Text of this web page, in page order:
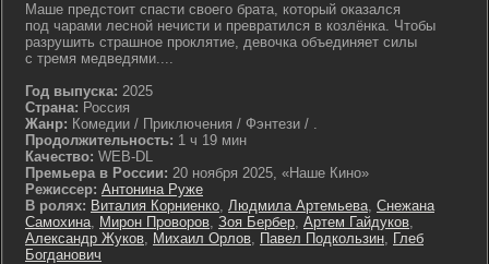
Маше предстоит спасти своего брата, который оказался
под чарами лесной нечисти и превратился в козлёнка. Чтобы
разрушить страшное проклятие, девочка объединяет силы
с тремя медведями....
Год выпуска: 2025
Страна: Россия
Жанр: Комедии / Приключения / Фэнтези / .
Продолжительность: 1 ч 19 мин
Качество: WEB-DL
Премьера в России: 20 ноября 2025, «Наше Кино»
Режиссер: Антонина Руже
В ролях: Виталия Корниенко, Людмила Артемьева, Снежана
Самохина, Мирон Проворов, Зоя Бербер, Артем Гайдуков,
Александр Жуков, Михаил Орлов, Павел Подкользин, Глеб
Богданович